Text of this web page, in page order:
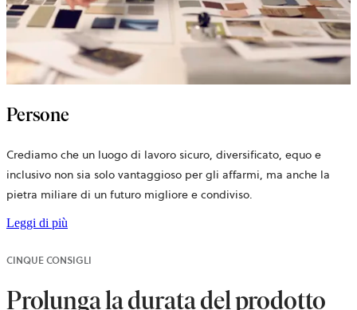
Persone
Crediamo che un luogo di lavoro sicuro, diversificato, equo e
inclusivo non sia solo vantaggioso per gli affarmi, ma anche la
pietra miliare di un futuro migliore e condiviso.
Leggi di più
CINQUE CONSIGLI
Prolunga la durata del prodotto